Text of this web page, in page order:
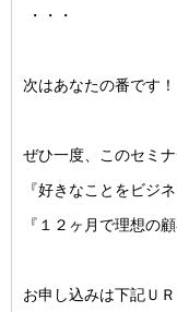
・・・
次はあなたの番です！
ぜひ一度、このセミ
『好きなことをビジ
『１２ヶ月で理想の
お申し込みは下記Ｕ